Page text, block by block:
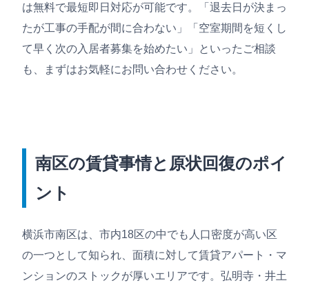
は無料で最短即日対応が可能です。「退去日が決まっ
たが工事の手配が間に合わない」「空室期間を短くし
て早く次の入居者募集を始めたい」といったご相談
も、まずはお気軽にお問い合わせください。
南区の賃貸事情と原状回復のポイ
ント
横浜市南区は、市内18区の中でも人口密度が高い区
の一つとして知られ、面積に対して賃貸アパート・マ
ンションのストックが厚いエリアです。弘明寺・井土